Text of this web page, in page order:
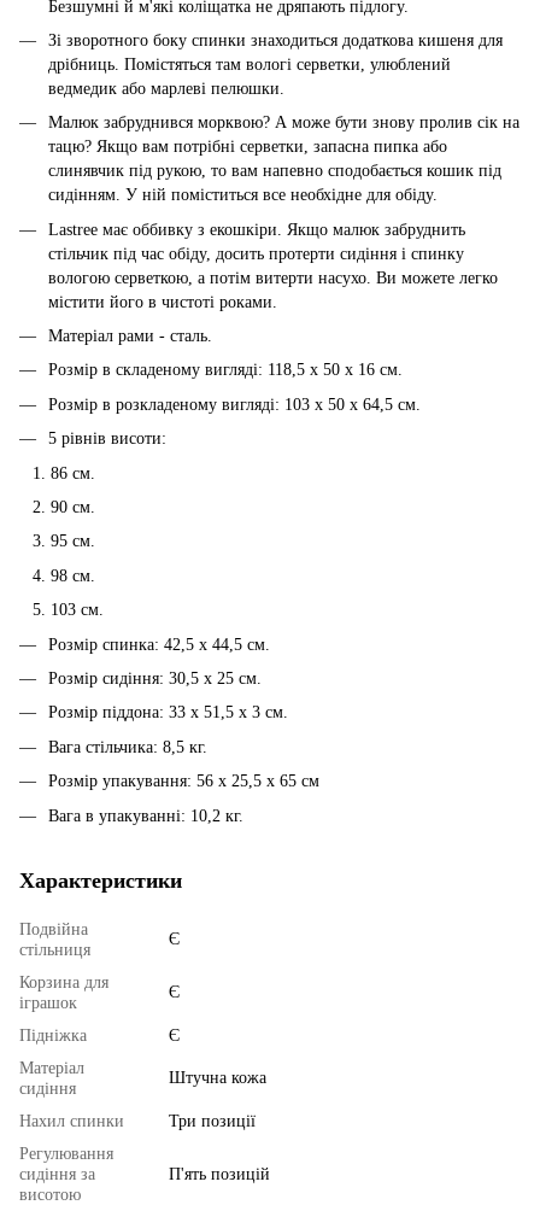
Безшумні й м'які коліщатка не дряпають підлогу.
Зі зворотного боку спинки знаходиться додаткова кишеня для
дрібниць. Помістяться там вологі серветки, улюблений
ведмедик або марлеві пелюшки.
Малюк забруднився морквою? А може бути знову пролив сік на
тацю? Якщо вам потрібні серветки, запасна пипка або
слинявчик під рукою, то вам напевно сподобається кошик під
сидінням. У ній поміститься все необхідне для обіду.
Lastree має оббивку з екошкіри. Якщо малюк забруднить
стільчик під час обіду, досить протерти сидіння і спинку
вологою серветкою, а потім витерти насухо. Ви можете легко
містити його в чистоті роками.
Матеріал рами - сталь.
Розмір в складеному вигляді: 118,5 x 50 x 16 см.
Розмір в розкладеному вигляді: 103 x 50 x 64,5 см.
5 рівнів висоти:
86 см.
90 см.
95 см.
98 см.
103 см.
Розмір спинка: 42,5 x 44,5 см.
Розмір сидіння: 30,5 x 25 см.
Розмір піддона: 33 x 51,5 x 3 см.
Вага стільчика: 8,5 кг.
Розмір упакування: 56 x 25,5 x 65 см
Вага в упакуванні: 10,2 кг.
Характеристики
Подвійна
стільниця
Є
Корзина для
іграшок
Є
Підніжка
Є
Матеріал
сидіння
Штучна кожа
Нахил спинки
Три позиції
Регулювання
сидіння за
висотою
П'ять позицій